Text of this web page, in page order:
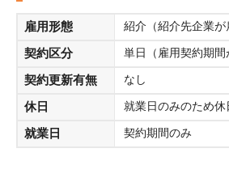
雇用形態 紹介（紹介先企業が
契約区分 単日（雇用契約期間
契約更新有無 なし
休日 就業日のみのため休
就業日 契約期間のみ